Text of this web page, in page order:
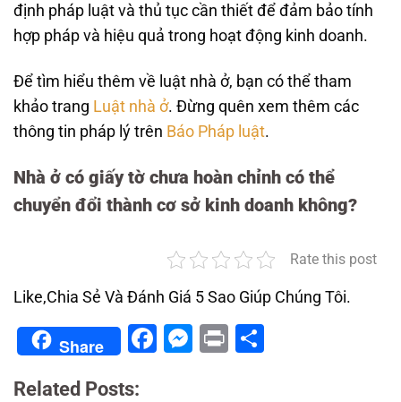
định pháp luật và thủ tục cần thiết để đảm bảo tính
hợp pháp và hiệu quả trong hoạt động kinh doanh.
Để tìm hiểu thêm về luật nhà ở, bạn có thể tham
khảo trang Luật nhà ở. Đừng quên xem thêm các
thông tin pháp lý trên Báo Pháp luật.
Nhà ở có giấy tờ chưa hoàn chỉnh có thể
chuyển đổi thành cơ sở kinh doanh không?
Rate this post
Like,Chia Sẻ Và Đánh Giá 5 Sao Giúp Chúng Tôi.
Share Facebook
Messenger
Print
Related Posts: